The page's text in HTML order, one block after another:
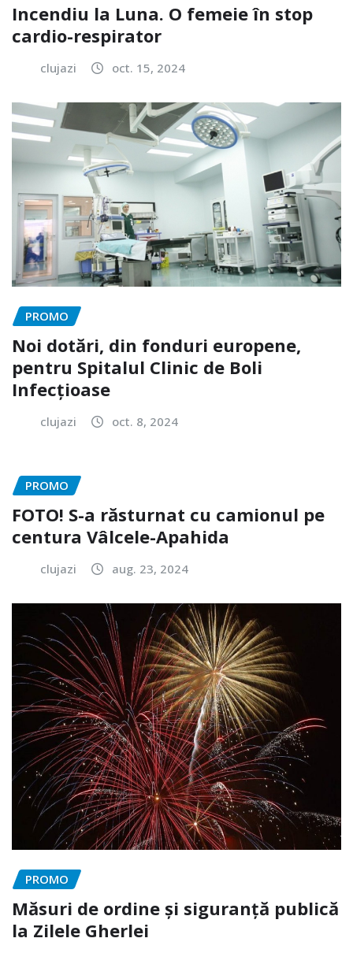
Incendiu la Luna. O femeie în stop
cardio-respirator
clujazi oct. 15, 2024
PROMO
Noi dotări, din fonduri europene,
pentru Spitalul Clinic de Boli
Infecțioase
clujazi oct. 8, 2024
PROMO
FOTO! S-a răsturnat cu camionul pe
centura Vâlcele-Apahida
clujazi aug. 23, 2024
PROMO
Măsuri de ordine și siguranță publică
la Zilele Gherlei